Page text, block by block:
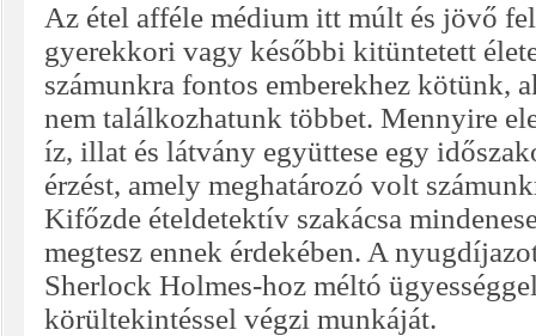
Az étel afféle médium itt múlt és jövő
gyerekkori vagy későbbi kitüntetett
számunkra fontos emberekhez kötünk,
nem találkozhatunk többet. Mennyire
íz, illat és látvány együttese egy
érzést, amely meghatározó volt
Kifőzde ételdetektív szakácsa
megtesz ennek érdekében. A
Sherlock Holmes-hoz méltó
körültekintéssel végzi munkáját.